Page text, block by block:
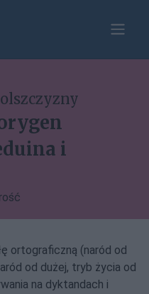
i
ortograficzną (naród od
od dużej, tryb życia od
na dyktandach i